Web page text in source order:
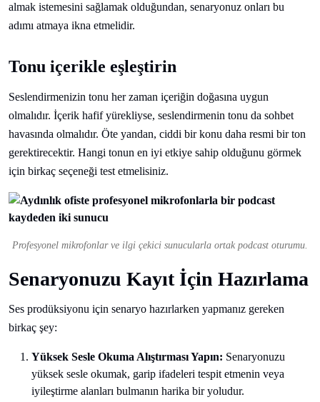
almak istemesini sağlamak olduğundan, senaryonuz onları bu
adımı atmaya ikna etmelidir.
Tonu içerikle eşleştirin
Seslendirmenizin tonu her zaman içeriğin doğasına uygun
olmalıdır. İçerik hafif yürekliyse, seslendirmenin tonu da sohbet
havasında olmalıdır. Öte yandan, ciddi bir konu daha resmi bir ton
gerektirecektir. Hangi tonun en iyi etkiye sahip olduğunu görmek
için birkaç seçeneği test etmelisiniz.
Profesyonel mikrofonlar ve ilgi çekici sunucularla ortak podcast oturumu.
Senaryonuzu Kayıt İçin Hazırlama
Ses prodüksiyonu için senaryo hazırlarken yapmanız gereken
birkaç şey:
Yüksek Sesle Okuma Alıştırması Yapın: Senaryonuzu
yüksek sesle okumak, garip ifadeleri tespit etmenin veya
iyileştirme alanları bulmanın harika bir yoludur.